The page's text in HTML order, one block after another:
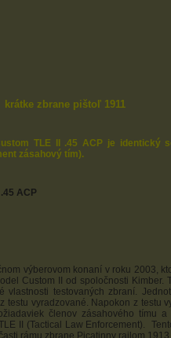
krátke zbrane pištoľ 1911
TLE II .45 ACP je identický
zásahový tím).
ACP
výberovom konaní v roku 2003,
Custom II od spoločnosti
vlastnosti testovaných zbraní.
testu vyradzované. Napokon z testu
členov zásahového tímu
II (Tactical Law Enforcement).
rámu zbrane Picatinny railom